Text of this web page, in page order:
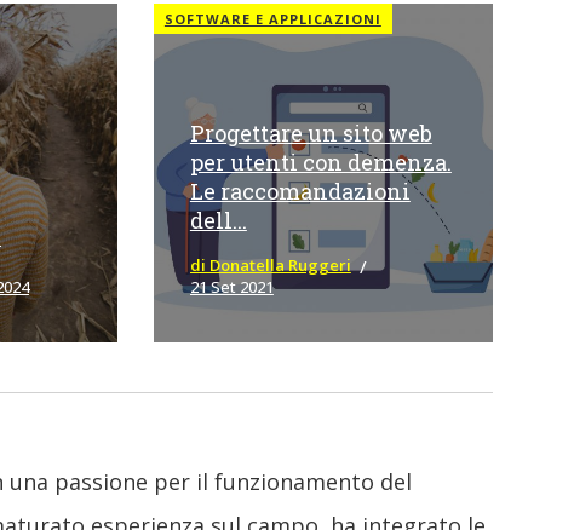
SOFTWARE E APPLICAZIONI
Progettare un sito web
per utenti con demenza.
Le raccomandazioni
dell...
di Donatella Ruggeri
21 Set 2021
passione per il funzionamento del